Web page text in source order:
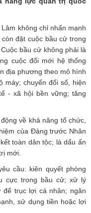
không chỉ nhấn mạnh
đặt cuộc bầu cử trong
bầu cử không phải là
cuộc đổi mới hệ thống
địa phương theo mô hình
máy; chuyển đổi số, hiện
- xã hội bền vững; tăng
về khả năng tổ chức,
của Đảng trước Nhân
toàn dân tộc; là dấu ấn
mới.
cầu: kiên quyết phòng
cực trong bầu cử; xử lý
trục lợi cá nhân; ngăn
sử dụng tiền hoặc lợi